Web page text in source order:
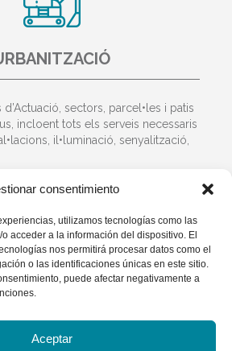
consentimiento
utilizamos tecnologías como las
acceder a la información del dispositivo. El
nos permitirá procesar datos como el
o las identificaciones únicas en este sitio.
puede afectar negativamente a
Aceptar
sectors, parcel•les i patis
incloent tots els serveis necessaris
il•luminació, senyalització,